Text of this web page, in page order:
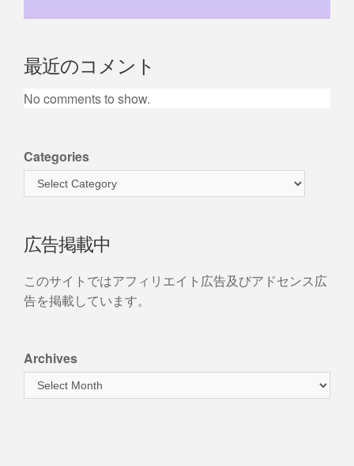
最近のコメント
No comments to show.
Categories
広告掲載中
このサイトではアフィリエイト広告及びアドセンス広
告を掲載しています。
Archives